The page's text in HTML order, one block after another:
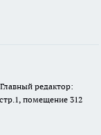
редактор:
помещение 312